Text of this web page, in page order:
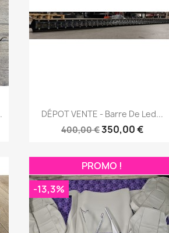
Aperçu rapide
DÉPOT VENTE - Barre De Led...
400,00 €350,00 €
PROMO !
-13,3%